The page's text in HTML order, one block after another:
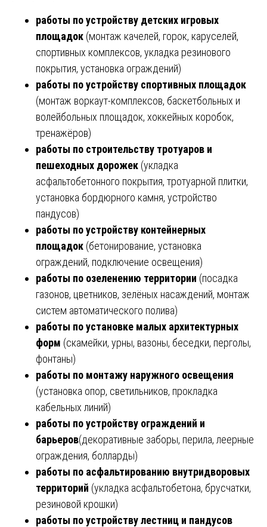
работы по устройству детских игровых
площадок (монтаж качелей, горок, каруселей,
спортивных комплексов, укладка резинового
покрытия, установка ограждений)
работы по устройству спортивных площадок
(монтаж воркаут-комплексов, баскетбольных и
волейбольных площадок, хоккейных коробок,
тренажёров)
работы по строительству тротуаров и
пешеходных дорожек (укладка
асфальтобетонного покрытия, тротуарной плитки,
установка бордюрного камня, устройство
пандусов)
работы по устройству контейнерных
площадок (бетонирование, установка
ограждений, подключение освещения)
работы по озеленению территории (посадка
газонов, цветников, зелёных насаждений, монтаж
систем автоматического полива)
работы по установке малых архитектурных
форм (скамейки, урны, вазоны, беседки, перголы,
фонтаны)
работы по монтажу наружного освещения
(установка опор, светильников, прокладка
кабельных линий)
работы по устройству ограждений и
барьеров(декоративные заборы, перила, леерные
ограждения, болларды)
работы по асфальтированию внутридворовых
территорий (укладка асфальтобетона, брусчатки,
резиновой крошки)
работы по устройству лестниц и пандусов